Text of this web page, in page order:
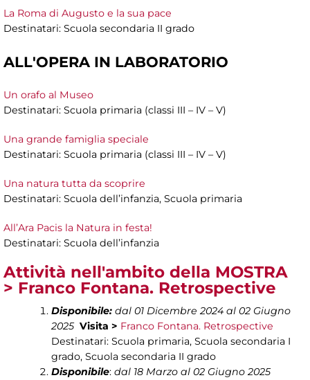
La Roma di Augusto e la sua pace
Destinatari: Scuola secondaria II grado
ALL'OPERA IN LABORATORIO
Un orafo al Museo
Destinatari: Scuola primaria (classi III – IV – V)
Una grande famiglia speciale
Destinatari: Scuola primaria (classi III – IV – V)
Una natura tutta da scoprire
Destinatari: Scuola dell’infanzia, Scuola primaria
All’Ara Pacis la Natura in festa!
Destinatari: Scuola dell’infanzia
Attività nell'ambito della MOSTRA
> Franco Fontana. Retrospective
Disponibile: dal 01 Dicembre 2024 al 02 Giugno
2025 Visita > Franco Fontana. Retrospective
Destinatari: Scuola primaria, Scuola secondaria I
grado, Scuola secondaria II grado
Disponibile: dal 18 Marzo al 02 Giugno 2025